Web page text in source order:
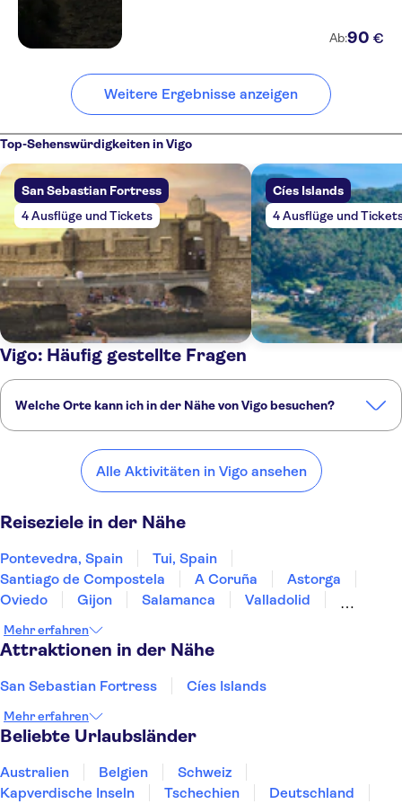
Ab:90 €
Weitere Ergebnisse anzeigen
Top-Sehenswürdigkeiten in Vigo
San Sebastian Fortress
4 Ausflüge und Tickets
Cíes Islands
4 Ausflüge und
Vigo: Häufig gestellte Fragen
Welche Orte kann ich in der Nähe von Vigo besuchen?
Pontevedra, Spain Tui, Spain Santiago de Compostela
Alle Aktivitäten in Vigo ansehen
Reiseziele in der Nähe
Pontevedra, Spain
Tui, Spain
Santiago de Compostela
A Coruña
Astorga
Oviedo
Gijon Salamanca
Valladolid
Mérida
Ribera de Duero, Burgos
Mehr erfahren
Attraktionen in der Nähe
San Sebastian Fortress Cíes Islands
Mehr erfahren
Beliebte Urlaubsländer
Australien Belgien
Schweiz
Kapverdische Inseln
Tschechien
Deutschland